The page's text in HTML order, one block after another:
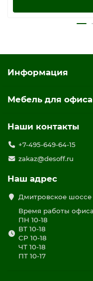
Информация
Мебель для офиса
Наши контакты
+7-495-649-64-15
zakaz@desoff.ru
Наш адрес
Дмитровское шоссе
Время работы
ПН 10-18
ВТ 10-18
СР 10-18
ЧТ 10-18
ПТ 10-17